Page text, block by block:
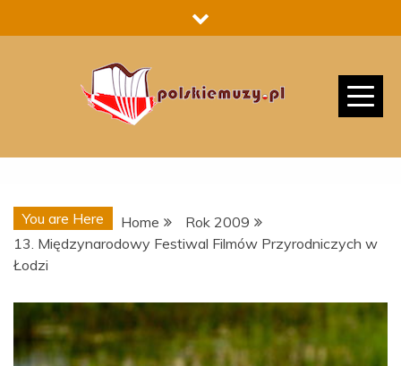
to
You are Here Home
Rok 2009
13. Międzynarodowy Festiwal Filmów Przyrodniczych w
Łodzi